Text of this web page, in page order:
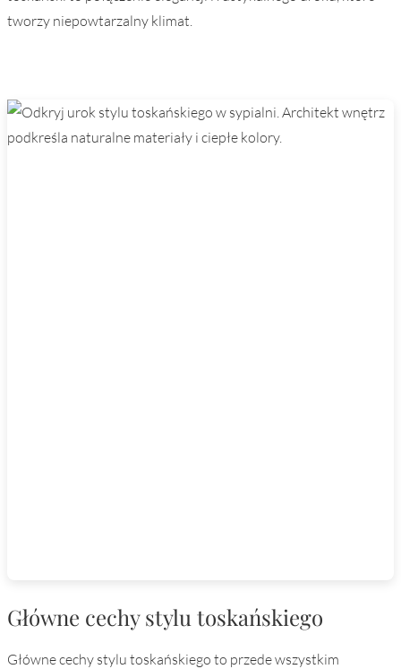
tworzy niepowtarzalny klimat.
Główne cechy stylu toskańskiego
Główne cechy stylu toskańskiego to przede wszystkim